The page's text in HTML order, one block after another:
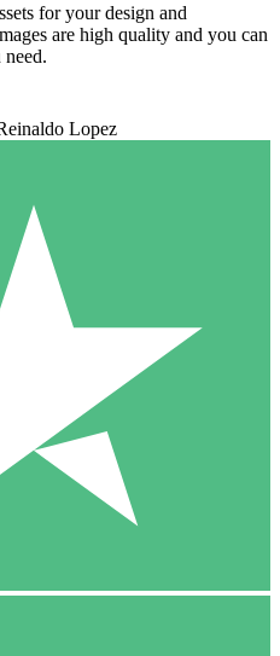
for your design and
are high quality and you can
Lopez